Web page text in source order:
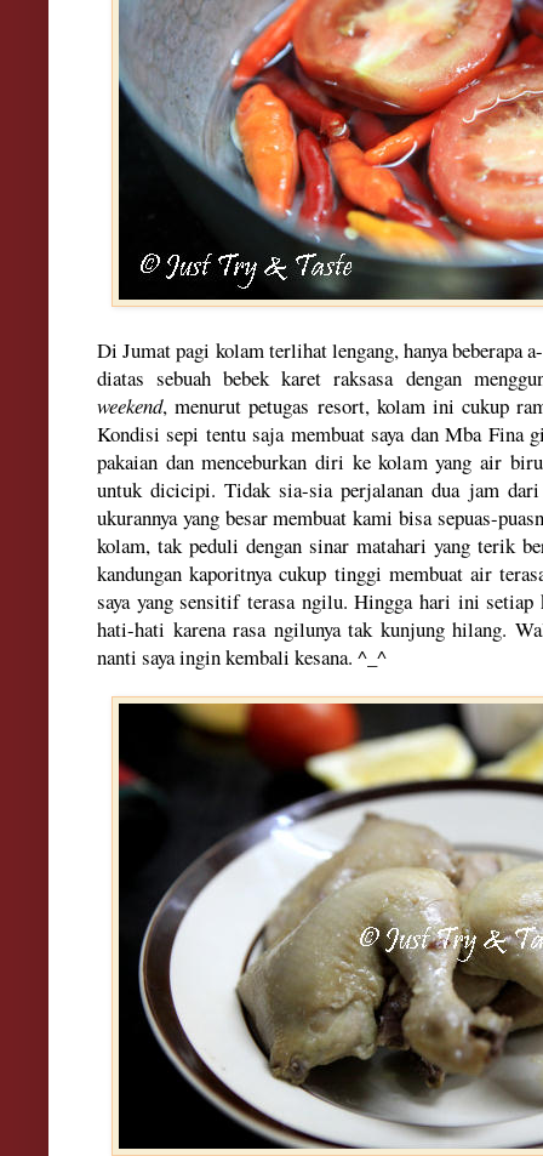
Di Jumat pagi kolam terlihat lengang, hanya beberapa
diatas sebuah bebek karet raksasa dengan
weekend, menurut petugas resort, kolam ini cukup
Kondisi sepi tentu saja membuat saya dan Mba Fina
pakaian dan menceburkan diri ke kolam yang air
untuk dicicipi. Tidak sia-sia perjalanan dua jam
ukurannya yang besar membuat kami bisa sepuas-
kolam, tak peduli dengan sinar matahari yang terik
kandungan kaporitnyacukup tinggi membuat air
saya yang sensitif terasa ngilu. Hingga hari ini
hati-hati karena rasa ngilunya tak kunjung hilang.
nanti saya ingin kembali kesana. ^_^